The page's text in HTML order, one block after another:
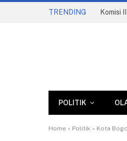
TRENDING Komisi
POLITIK
Home » Politik » Kota